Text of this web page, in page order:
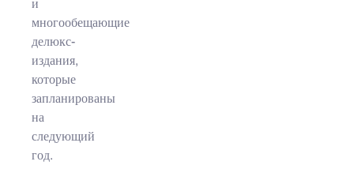
и
многообещающие
делюкс-
издания,
которые
запланированы
на
следующий
год.